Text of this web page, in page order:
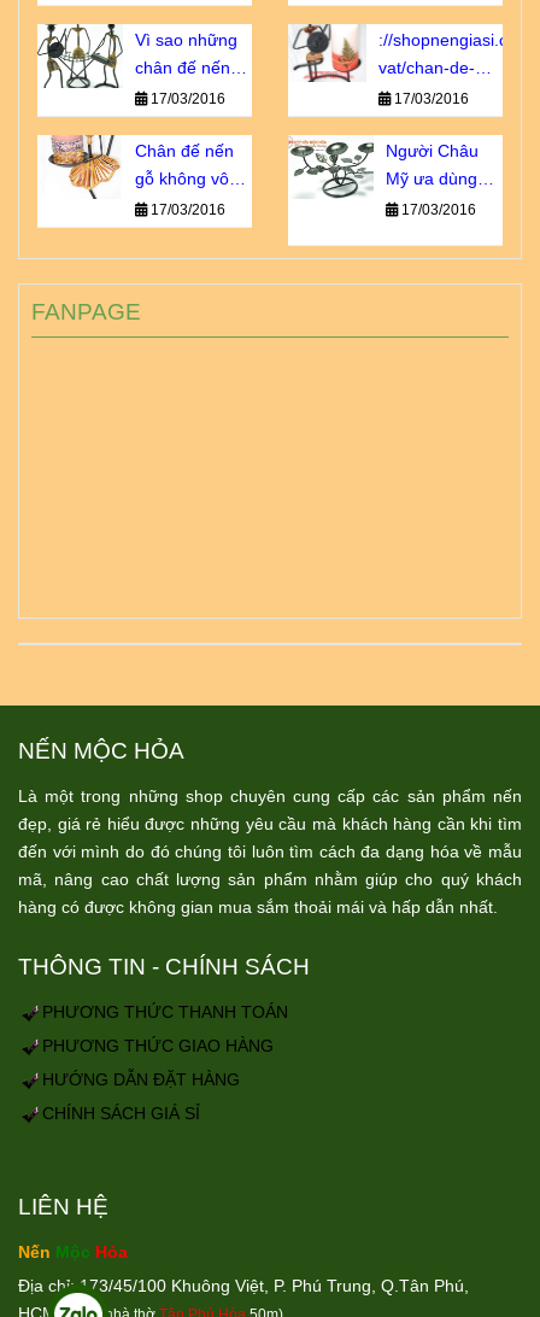
Châu u
Vì sao những
chân đế nến
này luôn cháy
hàng?
17/03/2016
://
vat/chan-de-
nen-go-khong-
vo-dung-nhu-
ban-nghi.html
17/03/2016
Chân đế nến
gỗ không vô
dụng như bạn
nghĩ!
17/03/2016
Người Châu
Mỹ ưa dùng
loại chân đế
17/03/2016
FANPAGE
NẾN MỘC HỎA
Là một trong những shop chuyên cung cấp các sản phẩm nến
đẹp, giá rẻ hiểu được những yêu cầu mà khách hàng cần khi tìm
đến với mình do đó chúng tôi luôn tìm cách đa dạng hóa về mẫu
mã, nâng cao chất lượng sản phẩm nhằm giúp cho quý khách
hàng có được không gian mua sắm thoải mái và hấp dẫn nhất.
THÔNG TIN - CHÍNH SÁCH
PHƯƠNG THỨC THANH TOÁN
PHƯƠNG THỨC GIAO HÀNG
HƯỚNG DẪN ĐẶT HÀNG
CHÍNH SÁCH GIÁ SỈ
LIÊN HỆ
Nến Mộc Hỏa
Địa chỉ: 173/45/100 Khuông Việt, P. Phú Trung, Q.Tân Phú,
HCM